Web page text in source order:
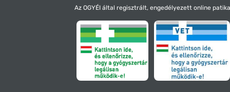
Az OGYÉI által regisztrált, engedélyezett online